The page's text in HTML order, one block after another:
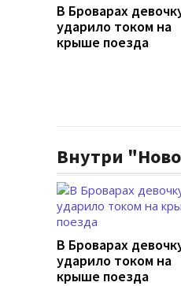
В Броварах
ударило током на
крыше поезда
Внутри
В Броварах
ударило током на
крыше поезда